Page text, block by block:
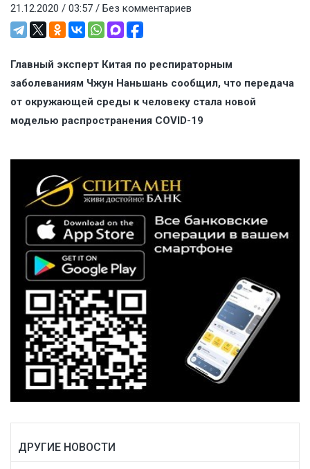
21.12.2020 / 03:57 / Без комментариев
Главный эксперт Китая по респираторным
заболеваниям Чжун Наньшань сообщил, что передача
от окружающей среды к человеку стала новой
моделью распространения COVID-19
ДРУГИЕ НОВОСТИ